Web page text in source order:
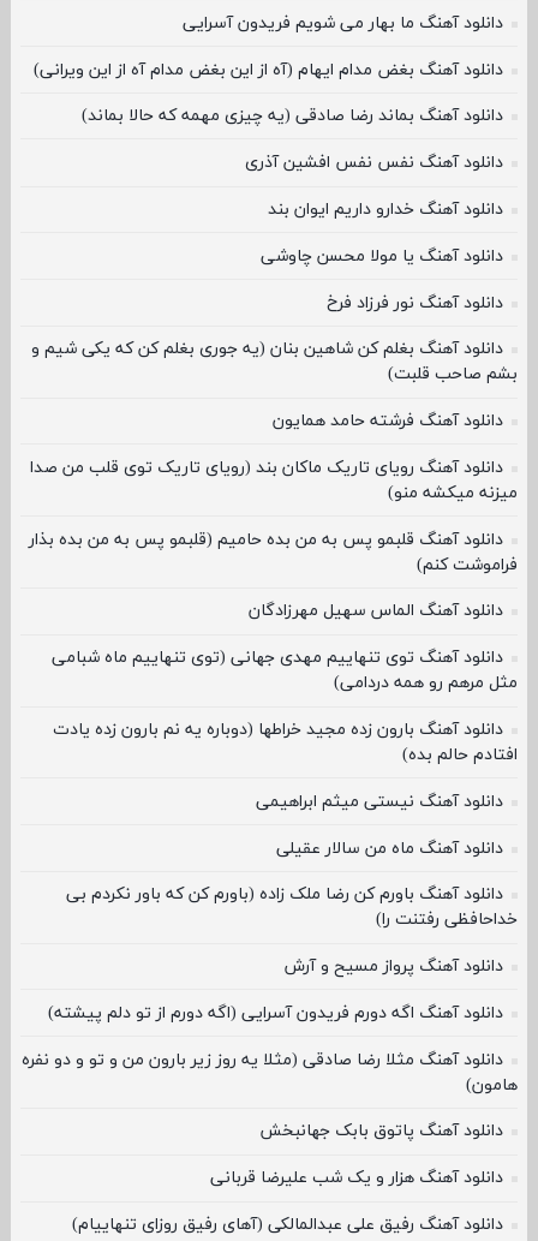
دانلود آهنگ ما بهار می شویم فریدون آسرایی
دانلود آهنگ بغض مدام ایهام (آه از این بغض مدام آه از این ویرانی)
دانلود آهنگ بماند رضا صادقی (یه چیزی مهمه که حالا بماند)
دانلود آهنگ نفس نفس افشین آذری
دانلود آهنگ خدارو داریم ایوان بند
دانلود آهنگ یا مولا محسن چاوشی
دانلود آهنگ نور فرزاد فرخ
دانلود آهنگ بغلم کن شاهین بنان (یه جوری بغلم کن که یکی شیم و
بشم صاحب قلبت)
دانلود آهنگ فرشته حامد همایون
دانلود آهنگ رویای تاریک ماکان بند (رویای تاریک توی قلب من صدا
میزنه میکشه منو)
دانلود آهنگ قلبمو پس به من بده حامیم (قلبمو پس به من بده بذار
فراموشت کنم)
دانلود آهنگ الماس سهیل مهرزادگان
دانلود آهنگ توی تنهاییم مهدی جهانی (توی تنهاییم ماه شبامی
مثل مرهم رو همه دردامی)
دانلود آهنگ بارون زده مجید خراطها (دوباره یه نم بارون زده یادت
افتادم حالم بده)
دانلود آهنگ نیستی میثم ابراهیمی
دانلود آهنگ ماه من سالار عقیلی
دانلود آهنگ باورم کن رضا ملک زاده (باورم کن که باور نکردم بی
خداحافظی رفتنت را)
دانلود آهنگ پرواز مسیح و آرش
دانلود آهنگ اگه دورم فریدون آسرایی (اگه دورم از تو دلم پیشته)
دانلود آهنگ مثلا رضا صادقی (مثلا یه روز زیر بارون من و تو و دو نفره
هامون)
دانلود آهنگ پاتوق بابک جهانبخش
دانلود آهنگ هزار و یک شب علیرضا قربانی
دانلود آهنگ رفیق علی عبدالمالکی (آهای رفیق روزای تنهاییام)